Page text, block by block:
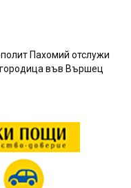
Пахомий отслужи
във Вършец